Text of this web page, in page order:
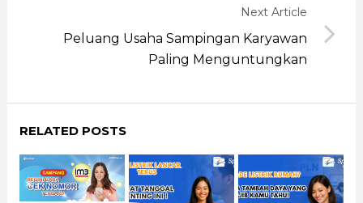
Next Article
Peluang Usaha Sampingan Karyawan
Paling Menguntungkan
RELATED POSTS